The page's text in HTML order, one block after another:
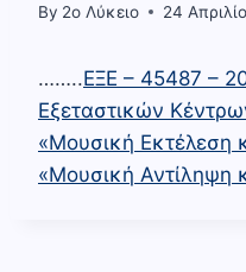
By 2o Λύκειο 24
……..ΕΞΕ – 45487 –
Εξεταστικών
«Μουσική Εκτέλεση
«Μουσική Αντίληψη